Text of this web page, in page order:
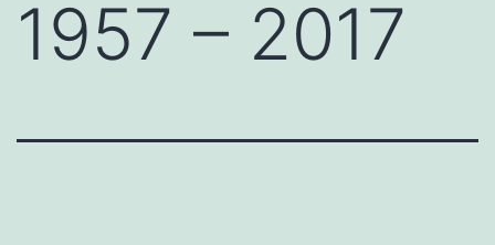
1957 – 2017